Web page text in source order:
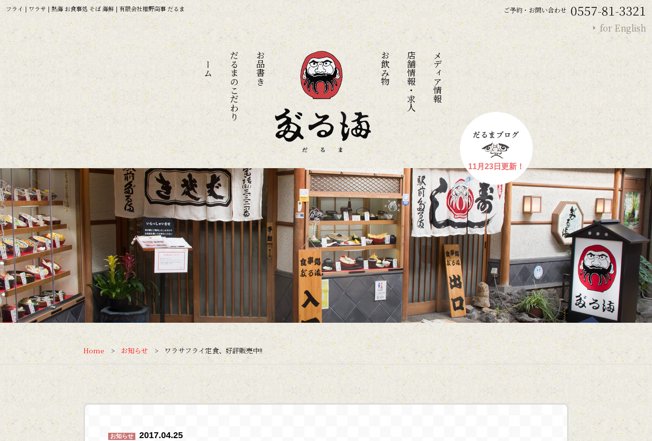
フライ | ワラサ | 熱海 お食事処 そば 海鮮 | 有限会社椎野商事 だるま ご予約・お問い合わせ 0557-81-3321
for English
ホーム だるまのこだわり お品書き お飲み物 店舗情報・求人 メディア情報
11月23日更新！
Home お知らせ ワラサフライ定食、好評販売中!!
お知らせ 2017.04.25